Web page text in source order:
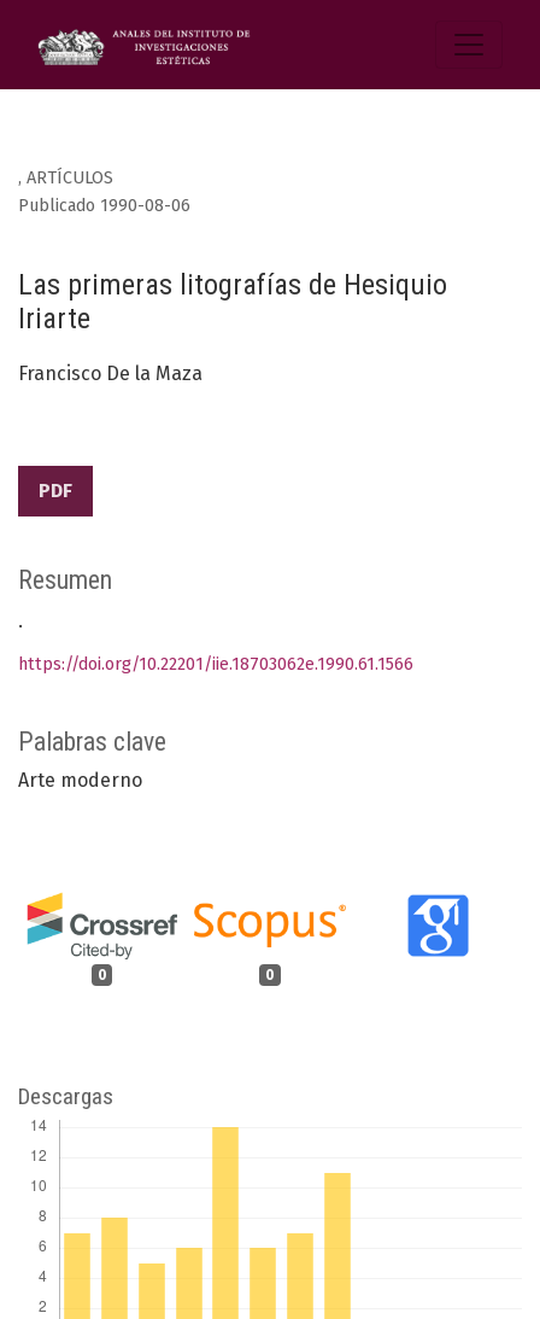
, ARTÍCULOS
Las primeras litografías de Hesiquio
Iriarte
Publicado 1990-08-06
Francisco De la Maza
PDF
Palabras clave
Arte moderno
0 0
Resumen
.
https://doi.org/10.22201/iie.18703062e.1990.61.1566
Descargas